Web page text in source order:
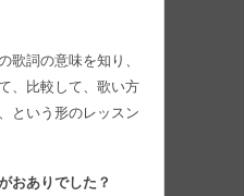
歌詞の意味を知り、
、比較して、歌い方
という形のレッスン
おありでした？